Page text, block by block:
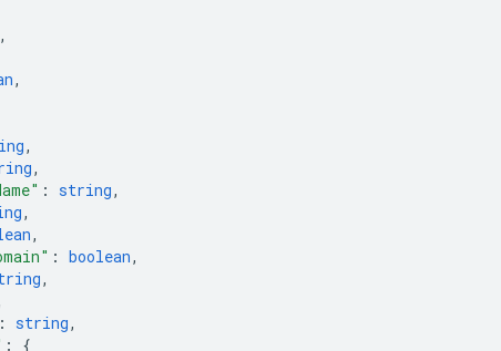
,
,
,
,
: string,
,
,
: boolean,
,
: string,
: {